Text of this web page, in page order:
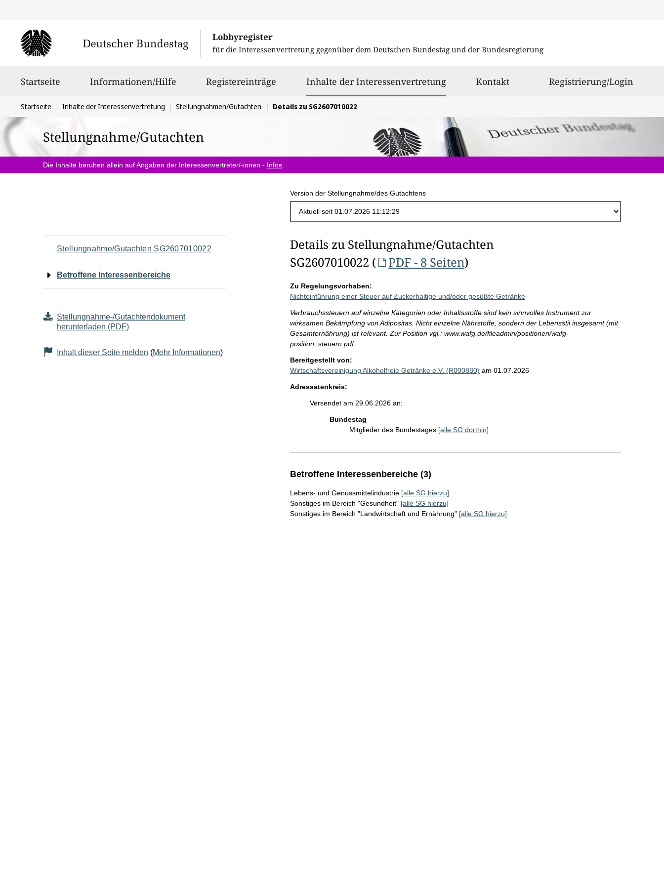
Lobbyregister
für die Interessenvertretung gegenüber dem Deutschen Bundestag und der Bundesregierung
Startseite Informationen/Hilfe Registereinträge Inhalte der Interessenvertretungausgewählt
Kontakt Registrierung/Login
Sie
befinden
sich
hier:
Startseite Inhalte der Interessenvertretung Stellungnahmen/Gutachten Details zu SG2607010022
Stellungnahme/Gutachten
Die Inhalte beruhen allein auf Angaben der Interessenvertreter/-innen - Infos
Version der Stellungnahme/des Gutachtens
Navigation
für
Seiteninhalt
Stellungnahme/Gutachten SG2607010022
Betroffene Interessenbereiche
Stellungnahme-/Gutachtendokument
herunterladen (PDF)
Inhalt dieser Seite melden (Mehr Informationen)
Details zu Stellungnahme/Gutachten
SG2607010022 (
PDF - 8 Seiten)
Zu Regelungsvorhaben:
Nichteinführung einer Steuer auf Zuckerhaltige und/oder gesüßte Getränke
Verbrauchssteuern auf einzelne Kategorien oder Inhaltsstoffe sind kein sinnvolles Instrument zur
wirksamen Bekämpfung von Adipositas. Nicht einzelne Nährstoffe, sondern der Lebensstil insgesamt (mit
Gesamternährung) ist relevant. Zur Position vgl.: www.wafg.de/fileadmin/positionen/wafg-
position_steuern.pdf
Bereitgestellt von:
Wirtschaftsvereinigung Alkoholfreie Getränke e.V. (R000880) am 01.07.2026
Adressatenkreis:
Versendet am 29.06.2026 an:
Bundestag
Mitglieder des Bundestages [alle SG dorthin]
Betroffene Interessenbereiche (3)
Lebens- und Genussmittelindustrie [alle SG hierzu]
Sonstiges im Bereich "Gesundheit" [alle SG hierzu]
Sonstiges im Bereich "Landwirtschaft und Ernährung" [alle SG hierzu]